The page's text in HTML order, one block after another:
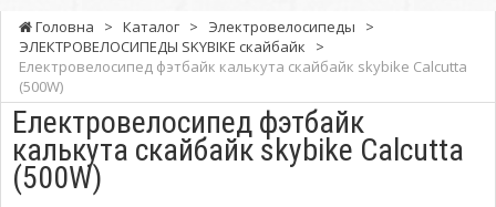
Головна > Каталог > Электровелосипеды
>
ЭЛЕКТРОВЕЛОСИПЕДЫ SKYBIKE скайбайк
>
Електровелосипед фэтбайк калькута скайбайк skybike Calcutta
(500W)
Електровелосипед фэтбайк
калькута скайбайк skybike Calcutta
(500W)